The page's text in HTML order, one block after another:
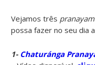
Vejamos três
possa fazer no seu dia
1- Chaturánga